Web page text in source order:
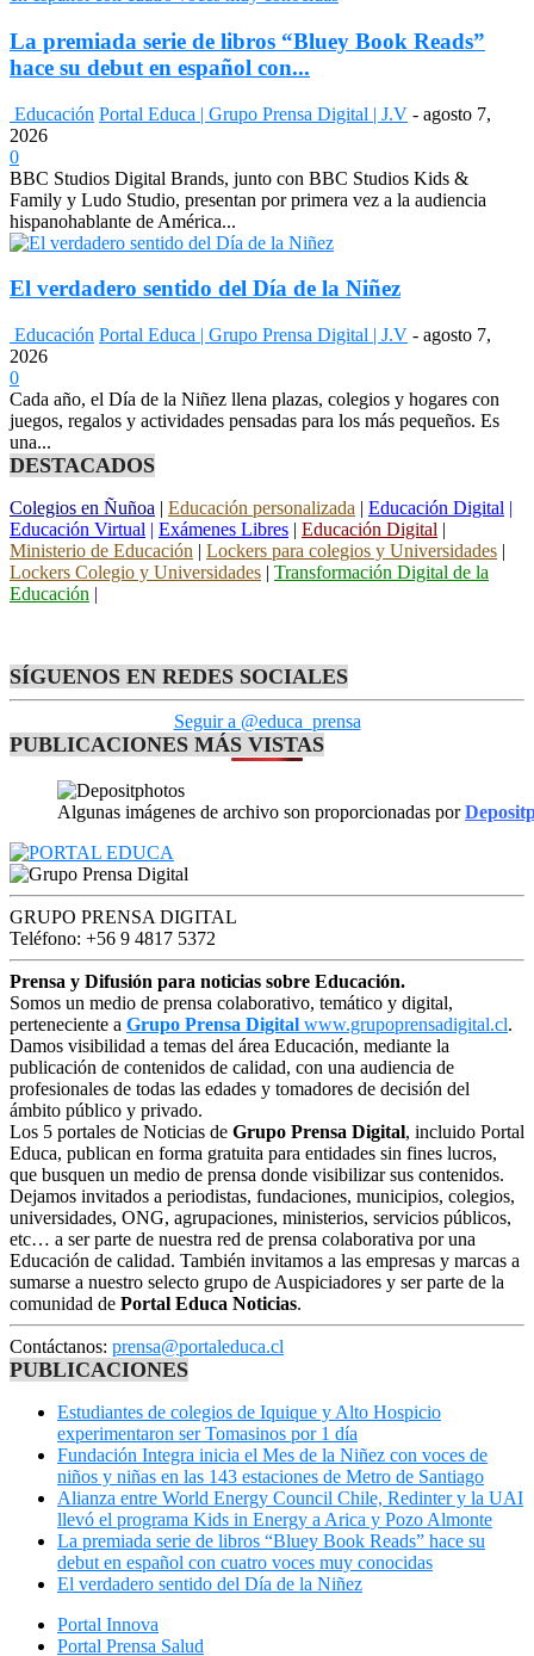
La premiada serie de libros “Bluey Book Reads”
hace su debut en español con...
Educación Portal Educa | Grupo Prensa Digital | J.V - agosto 7,
2026
0
BBC Studios Digital Brands, junto con BBC Studios Kids &
Family y Ludo Studio, presentan por primera vez a la audiencia
hispanohablante de América...
El verdadero sentido del Día de la Niñez
Educación Portal Educa | Grupo Prensa Digital | J.V - agosto 7,
2026
0
Cada año, el Día de la Niñez llena plazas, colegios y hogares con
juegos, regalos y actividades pensadas para los más pequeños. Es
una...
DESTACADOS
Colegios en Ñuñoa | Educación personalizada | Educación Digital |
Educación Virtual | Exámenes Libres | Educación Digital |
Ministerio de Educación | Lockers para colegios y Universidades |
Lockers Colegio y Universidades | Transformación Digital de la
Educación |
SÍGUENOS EN REDES SOCIALES
Seguir a @educa_prensa
PUBLICACIONES MÁS VISTAS
Algunas imágenes de archivo son proporcionadas por
GRUPO PRENSA DIGITAL
Teléfono: +56 9 4817 5372
Prensa y Difusión para noticias sobre Educación.
Somos un medio de prensa colaborativo, temático y digital,
perteneciente a Grupo Prensa Digital www.grupoprensadigital.cl.
Damos visibilidad a temas del área Educación, mediante la
publicación de contenidos de calidad, con una audiencia de
profesionales de todas las edades y tomadores de decisión del
ámbito público y privado.
Los 5 portales de Noticias de Grupo Prensa Digital, incluido Portal
Educa, publican en forma gratuita para entidades sin fines lucros,
que busquen un medio de prensa donde visibilizar sus contenidos.
Dejamos invitados a periodistas, fundaciones, municipios, colegios,
universidades, ONG, agrupaciones, ministerios, servicios públicos,
etc… a ser parte de nuestra red de prensa colaborativa por una
Educación de calidad. También invitamos a las empresas y marcas a
sumarse a nuestro selecto grupo de Auspiciadores y ser parte de la
comunidad de Portal Educa Noticias.
Contáctanos: prensa@portaleduca.cl
PUBLICACIONES
Estudiantes de colegios de Iquique y Alto Hospicio
experimentaron ser Tomasinos por 1 día
Fundación Integra inicia el Mes de la Niñez con voces de
niños y niñas en las 143 estaciones de Metro de Santiago
Alianza entre World Energy Council Chile, Redinter y la UAI
llevó el programa Kids in Energy a Arica y Pozo Almonte
La premiada serie de libros “Bluey Book Reads” hace su
debut en español con cuatro voces muy conocidas
El verdadero sentido del Día de la Niñez
Portal Innova
Portal Prensa Salud